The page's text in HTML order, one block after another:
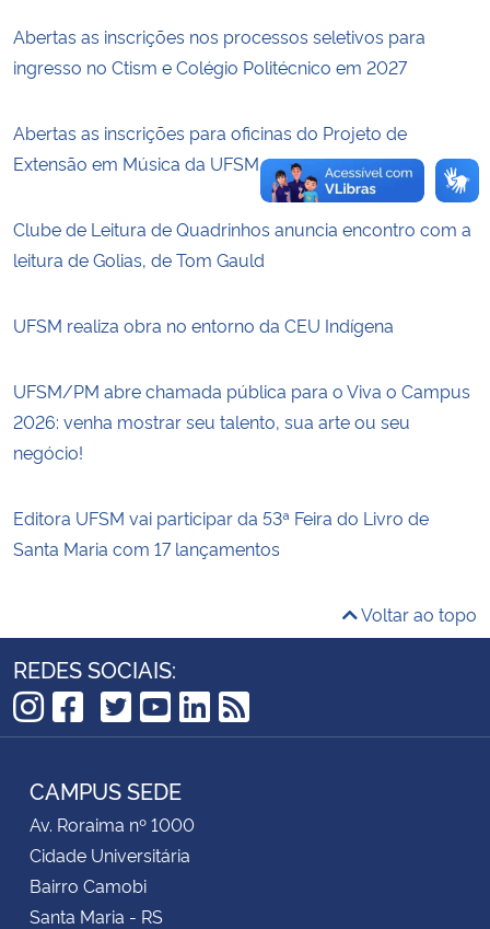
Abertas as inscrições nos processos seletivos para
ingresso no Ctism e Colégio Politécnico em 2027
Abertas as inscrições para oficinas do Projeto de
Extensão em Música da UFSM
Clube de Leitura de Quadrinhos anuncia encontro com a
leitura de Golias, de Tom Gauld
UFSM realiza obra no entorno da CEU Indígena
UFSM/PM abre chamada pública para o Viva o Campus
2026: venha mostrar seu talento, sua arte ou seu
negócio!
Editora UFSM vai participar da 53ª Feira do Livro de
Santa Maria com 17 lançamentos
Voltar ao topo
REDES SOCIAIS:
Instagram
Facebook
TikTok
Twitter
YouTube
LinkedIn
RSS
CAMPUS SEDE
Av. Roraima nº 1000
Cidade Universitária
Bairro Camobi
Santa Maria - RS